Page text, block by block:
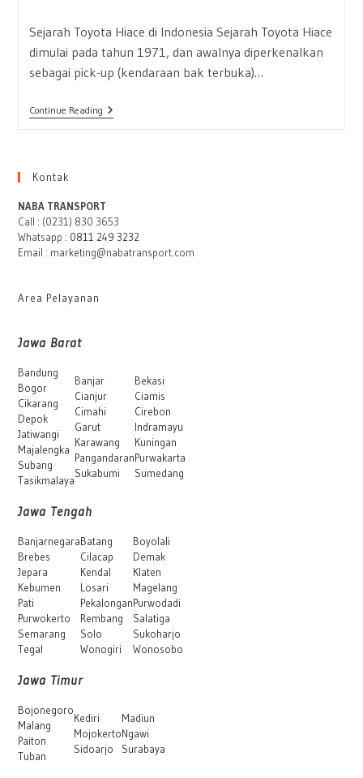
Sejarah Toyota Hiace di Indonesia Sejarah Toyota Hiace
dimulai pada tahun 1971, dan awalnya diperkenalkan
sebagai pick-up (kendaraan bak terbuka)…
Continue ReadingPenjelajahan
Sejarah
Generasi
Kontak
NABA TRANSPORT
Call : (0231) 830 3653
Whatsapp : 0811 249 3232
Email : marketing@nabatransport.com
Area Pelayanan
Jawa Barat
Bandung
Bogor
Cikarang
Depok
Jatiwangi
Majalengka
Subang
Tasikmalaya
Banjar
Cianjur
Cimahi
Garut
Karawang
Pangandaran
Sukabumi
Bekasi
Ciamis
Cirebon
Indramayu
Kuningan
Purwakarta
Sumedang
Jawa Tengah
Banjarnegara
Brebes
Jepara
Kebumen
Pati
Purwokerto
Semarang
Tegal
Batang
Cilacap
Kendal
Losari
Pekalongan
Rembang
Solo
Wonogiri
Boyolali
Demak
Klaten
Magelang
Purwodadi
Salatiga
Sukoharjo
Wonosobo
Jawa Timur
Bojonegoro
Malang
Paiton
Tuban
Kediri
Mojokerto
Sidoarjo
Madiun
Ngawi
Surabaya